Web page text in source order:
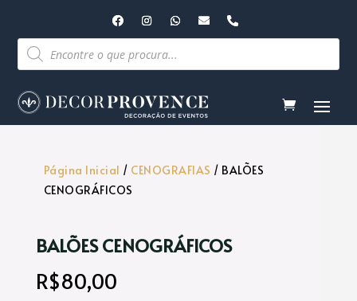
Pesquisar
produtos
Página Inicial / CENOGRAFIAS / BALÕES
CENOGRÁFICOS
BALÕES CENOGRÁFICOS
R$80,00